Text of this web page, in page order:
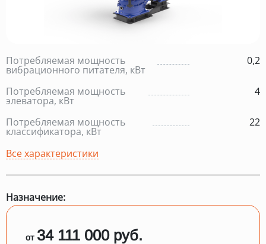
Потребляемая мощность
вибрационного питателя, кВт
0,2
Потребляемая мощность
элеватора, кВт
4
Потребляемая мощность
классификатора, кВт
22
Все характеристики
Назначение:
от 34 111 000 руб.